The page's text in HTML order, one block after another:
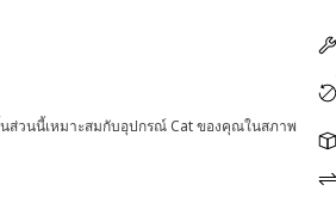
ส่วนนี้เหมาะสมกับอุปกรณ์ Cat ของคุณในสภาพ